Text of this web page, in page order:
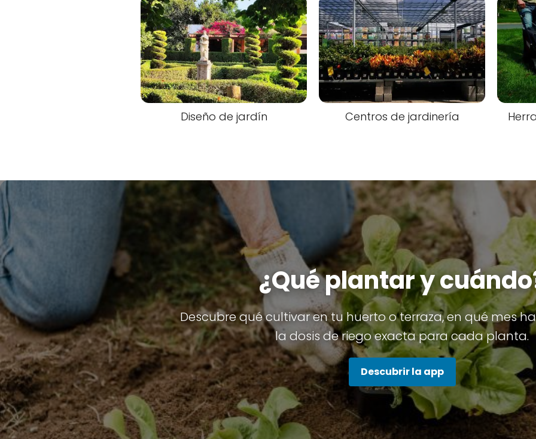
Diseño de jardín Centros de jardinería
¿Qué plantar y
Descubre qué cultivar en tu huerto o terraza, en qué mes
la dosis de riego exacta para cada planta.
Descubrir la app